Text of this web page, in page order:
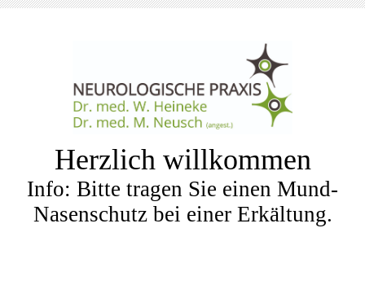
Herzlich willkommen
Info: Bitte tragen Sie einen Mund-
Nasenschutz bei einer Erkältung.